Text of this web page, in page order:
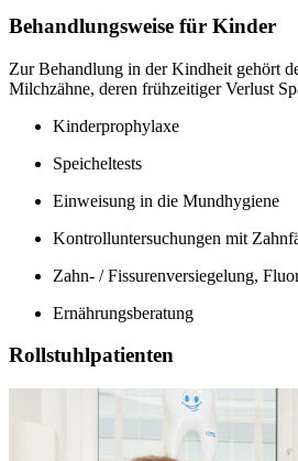
Behandlungsweise für Kinder
Zur Behandlung in der Kindheit gehört
Milchzähne, deren frühzeitiger Verlust
Kinderprophylaxe
Speicheltests
Einweisung in die Mundhygiene
Kontrolluntersuchungen mit
Zahn- / Fissurenversiegelung,
Ernährungsberatung
Rollstuhlpatienten